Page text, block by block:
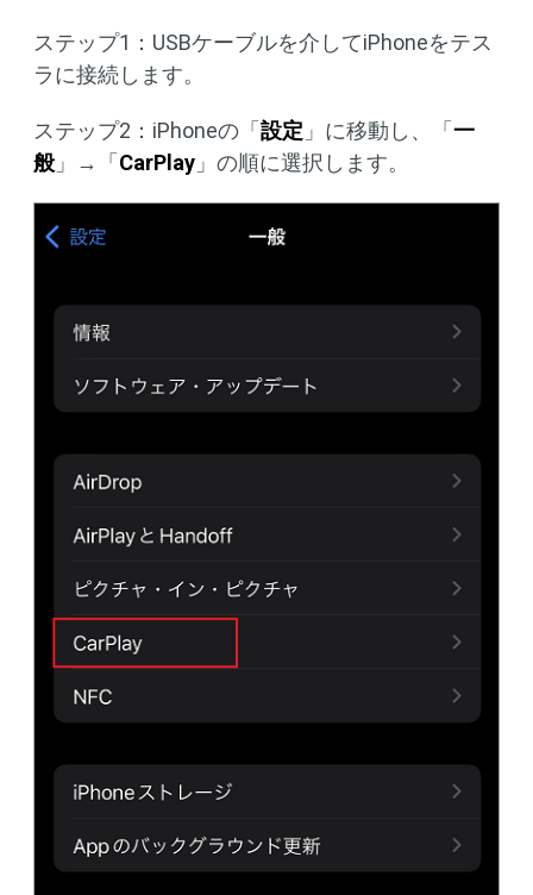
ステップ1：USBケーブルを介してiPhoneをテス
ラに接続します。
ステップ2：iPhoneの「 設定 」に移動し、「 一
般 」→「 CarPlay 」の順に選択します。